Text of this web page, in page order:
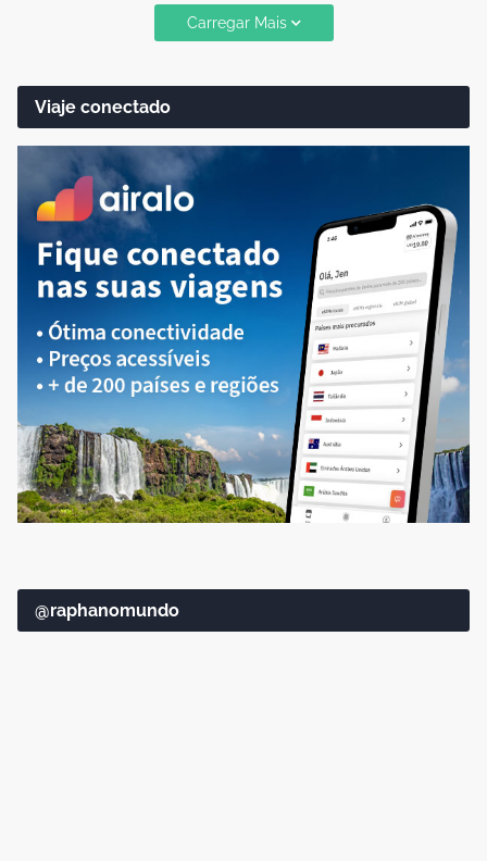
Carregar Mais
Viaje conectado
@raphanomundo